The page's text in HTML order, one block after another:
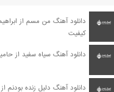
دانلود آهنگ من مسم از
کیفیت
دانلود آهنگ سیاه سفید از
دانلود آهنگ دلیل زنده بودنم از